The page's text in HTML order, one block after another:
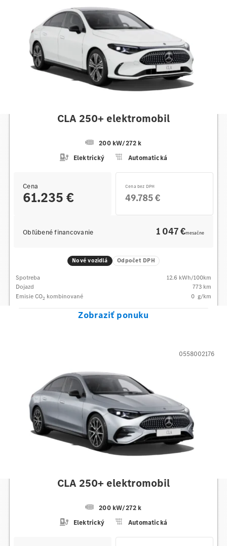
CLA 250+ elektromobil
200 kW/272 k
Elektrický
Automatická
Cena
61.235 €
Cena bez DPH
49.785 €
Obľúbené financovanie 1 047 €mesačne
Nové vozidlá Odpočet DPH
Spotreba 12.6 kWh/100km
Dojazd
773 km
Emisie CO2 kombinované 0 g/km
Zobraziť ponuku
CLA 250+ elektromobil
200 kW/272 k
Elektrický
Automatická
0558002176